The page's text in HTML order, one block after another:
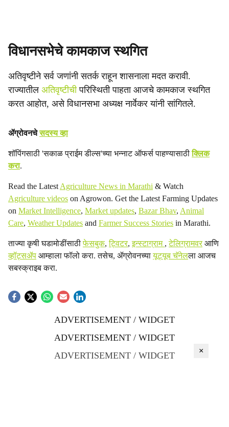
विधानसभेचे कामकाज स्थगित
अतिवृष्टीने सर्व जणांनी सतर्क राहून शासनाला मदत करावी.
राज्यातील अतिवृष्टीचीपरिस्थिती पाहता आजचे कामकाज स्थगित
करत आहोत, असे विधानसभा अध्यक्ष नार्वेकर यांनी सांगितले.
ॲग्रोवनचेसदस्य व्हा
शॉपिंगसाठी 'सकाळ प्राईम डील्स'च्या भन्नाट ऑफर्स पाहण्यासाठीक्लिक
करा.
Read the Latest Agriculture News in Marathi & Watch
Agriculture videos on Agrowon. Get the Latest Farming Updates
on Market Intelligence, Market updates, Bazar Bhav, Animal
Care, Weather Updates and Farmer Success Stories in Marathi.
ताज्या कृषी घडामोडींसाठीफेसबुक,ट्विटर,इन्स्टाग्राम ,टेलिग्रामवरआणि
व्हॉट्सॲप आम्हाला फॉलो करा. तसेच, ॲग्रोवनच्यायूट्यूब चॅनेलला आजच
सबस्क्राइब करा.
ADVERTISEMENT / WIDGET
ADVERTISEMENT / WIDGET
ADVERTISEMENT / WIDGET
×